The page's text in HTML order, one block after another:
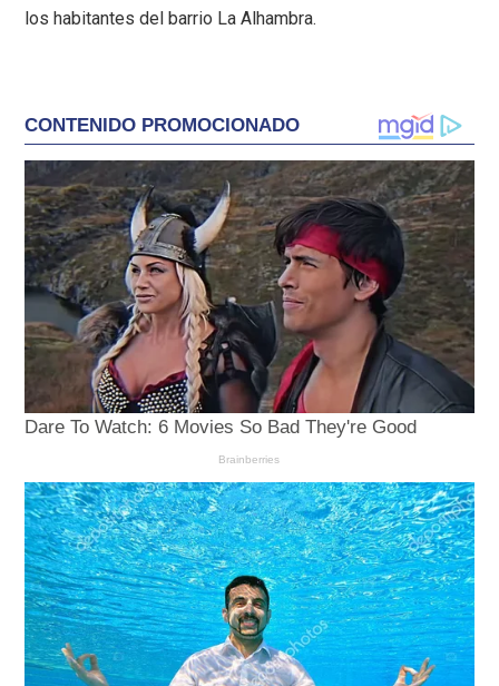
los habitantes del barrio La Alhambra.